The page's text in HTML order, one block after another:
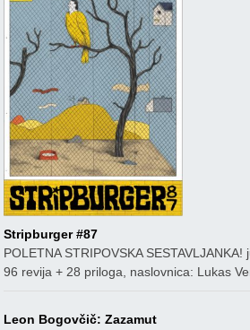
Stripburger #87
POLETNA STRIPOVSKA
96 revija + 28 priloga, naslovnica: Lukas
Leon Bogovčič: Zazamut